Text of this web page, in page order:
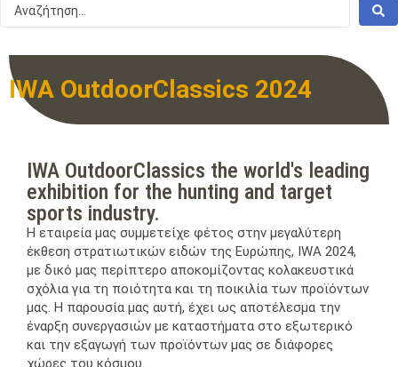
IWA OutdoorClassics 2024
IWA OutdoorClassics the world's leading
exhibition for the hunting and target
sports industry.
Η εταιρεία μας συμμετείχε φέτος στην μεγαλύτερη
έκθεση στρατιωτικών ειδών της Ευρώπης, IWA 2024,
με δικό μας περίπτερο αποκομίζοντας κολακευστικά
σχόλια για τη ποιότητα και τη ποικιλία των προϊόντων
μας. Η παρουσία μας αυτή, έχει ως αποτέλεσμα την
έναρξη συνεργασιών με καταστήματα στο εξωτερικό
και την εξαγωγή των προϊόντων μας σε διάφορες
χώρες του κόσμου.